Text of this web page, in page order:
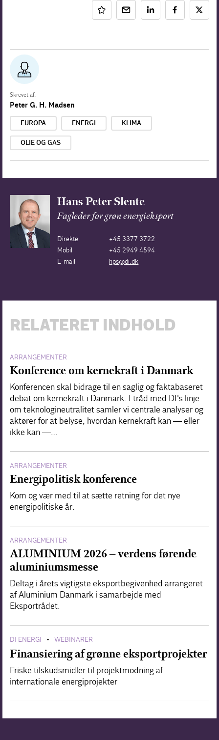
Skrevet af:
Peter G. H. Madsen
EUROPA ENERGI KLIMA
OLIE OG GAS
Hans Peter Slente
Fagleder for grøn energieksport
Direkte
+45 3377 3722
Mobil
+45 2949 4594
E-mail
hps@di.dk
RELATERET INDHOLD
ARRANGEMENTER
Konference om kernekraft i Danmark
Konferencen skal bidrage til en saglig og faktabaseret
debat om kernekraft i Danmark. I tråd med DI's linje
om teknologineutralitet samler vi centrale analyser og
aktører for at belyse, hvordan kernekraft kan — eller
ikke kan —…
ARRANGEMENTER
Energipolitisk konference
Kom og vær med til at sætte retning for det nye
energipolitiske år.
ARRANGEMENTER
ALUMINIUM 2026 – verdens førende
aluminiumsmesse
Deltag i årets vigtigste eksportbegivenhed arrangeret
af Aluminium Danmark i samarbejde med
Eksportrådet.
DI ENERGI • WEBINARER
Finansiering af grønne eksportprojekter
Friske tilskudsmidler til projektmodning af
internationale energiprojekter